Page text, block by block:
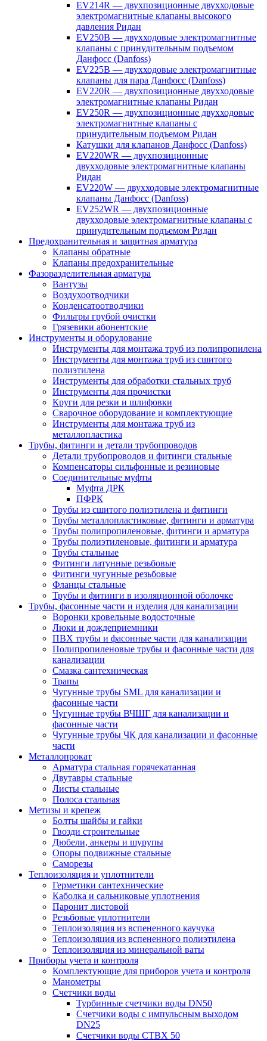
EV214R — двухпозиционные двухходовые
электромагнитные клапаны высокого
давления Ридан
EV250B — двухходовые электромагнитные
клапаны с принудительным подъемом
Данфосс (Danfoss)
EV225B — двухходовые электромагнитные
клапаны для пара Данфосс (Danfoss)
EV220R — двухпозиционные двухходовые
электромагнитные клапаны Ридан
EV250R — двухпозиционные двухходовые
электромагнитные клапаны с
принудительным подъемом Ридан
Катушки для клапанов Данфосс (Danfoss)
EV220WR — двухпозиционные
двухходовые электромагнитные клапаны
Ридан
EV220W — двухходовые электромагнитные
клапаны Данфосс (Danfoss)
EV252WR — двухпозиционные
двухходовые электромагнитные клапаны с
принудительным подъемом Ридан
Предохранительная и защитная арматура
Клапаны обратные
Клапаны предохранительные
Фазоразделительная арматура
Вантузы
Воздухоотводчики
Конденсатоотводчики
Фильтры грубой очистки
Грязевики абонентские
Инструменты и оборудование
Инструменты для монтажа труб из полипропилена
Инструменты для монтажа труб из сшитого
полиэтилена
Инструменты для обработки стальных труб
Инструменты для прочистки
Круги для резки и шлифовки
Сварочное оборудование и комплектующие
Инструменты для монтажа труб из
металлопластика
Трубы, фитинги и детали трубопроводов
Детали трубопроводов и фитинги стальные
Компенсаторы сильфонные и резиновые
Соединительные муфты
Муфта ДРК
ПФРК
Трубы из сшитого полиэтилена и фитинги
Трубы металлопластиковые, фитинги и арматура
Трубы полипропиленовые, фитинги и арматура
Трубы полиэтиленовые, фитинги и арматура
Трубы стальные
Фитинги латунные резьбовые
Фитинги чугунные резьбовые
Фланцы стальные
Трубы и фитинги в изоляционной оболочке
Трубы, фасонные части и изделия для канализации
Воронки кровельные водосточные
Люки и дождеприемники
ПВХ трубы и фасонные части для канализации
Полипропиленовые трубы и фасонные части для
канализации
Смазка сантехническая
Трапы
Чугунные трубы SML для канализации и
фасонные части
Чугунные трубы ВЧШГ для канализации и
фасонные части
Чугунные трубы ЧК для канализации и фасонные
части
Металлопрокат
Арматура стальная горячекатанная
Двутавры стальные
Листы стальные
Полоса стальная
Метизы и крепеж
Болты шайбы и гайки
Гвозди строительные
Дюбели, анкеры и шурупы
Опоры подвижные стальные
Саморезы
Теплоизоляция и уплотнители
Герметики сантехнические
Каболка и сальниковые уплотнения
Паронит листовой
Резьбовые уплотнители
Теплоизоляция из вспененного каучука
Теплоизоляция из вспененного полиэтилена
Теплоизоляция из минеральной ваты
Приборы учета и контроля
Комплектующие для приборов учета и контроля
Манометры
Счетчики воды
Турбинные счетчики воды DN50
Счетчики воды с импульсным выходом
DN25
Счетчики воды СТВХ 50